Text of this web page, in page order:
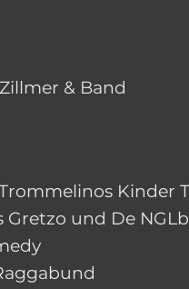
& Band
Kinder
Gretzo und De